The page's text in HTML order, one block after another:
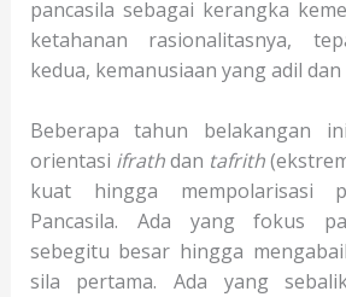
pancasila sebagai kerangka
ketahanan rasionalitasnya,
kedua, kemanusiaan yang adil
Beberapa tahun belakangan
orientasi ifrathdan tafrith
kuat hingga mempolarisasi
Pancasila. Ada yang fokus
sebegitu besar hingga
sila pertama. Ada yang